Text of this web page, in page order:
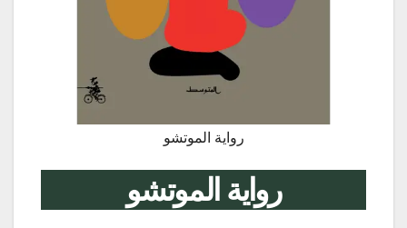
رواية الموتشو
رواية الموتشو